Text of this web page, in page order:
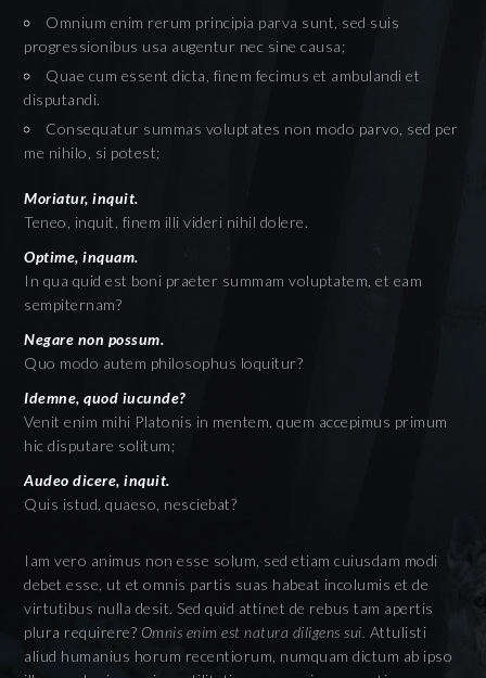
Omnium enim rerum principia parva sunt, sed suis
progressionibus usa augentur nec sine causa;
Quae cum essent dicta, finem fecimus et ambulandi et
disputandi.
Consequatur summas voluptates non modo parvo, sed per
me nihilo, si potest;
Moriatur, inquit.
Teneo, inquit, finem illi videri nihil dolere.
Optime, inquam.
In qua quid est boni praeter summam voluptatem, et eam
sempiternam?
Negare non possum.
Quo modo autem philosophus loquitur?
Idemne, quod iucunde?
Venit enim mihi Platonis in mentem, quem accepimus primum
hic disputare solitum;
Audeo dicere, inquit.
Quis istud, quaeso, nesciebat?
Iam vero animus non esse solum, sed etiam cuiusdam modi
debet esse, ut et omnis partis suas habeat incolumis et de
virtutibus nulla desit. Sed quid attinet de rebus tam apertis
plura requirere? Omnis enim est natura diligens sui. Attulisti
aliud humanius horum recentiorum, numquam dictum ab ipso